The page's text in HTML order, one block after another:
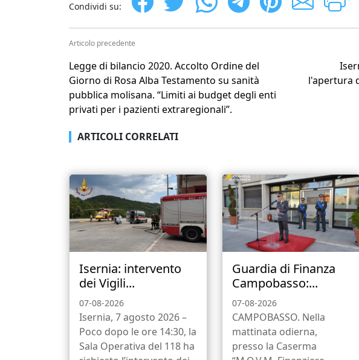
Condividi su:
Articolo precedente
Legge di bilancio 2020. Accolto Ordine del
Giorno di Rosa Alba Testamento su sanità
pubblica molisana. “Limiti ai budget degli enti
privati per i pazienti extraregionali”.
l'apertura
ARTICOLI CORRELATI
Isernia: intervento
dei Vigili...
07-08-2026
Isernia, 7 agosto 2026 –
Poco dopo le ore 14:30, la
Sala Operativa del 118 ha
Guardia di Finanza
Campobasso:...
07-08-2026
CAMPOBASSO. Nella
mattinata odierna,
presso la Caserma